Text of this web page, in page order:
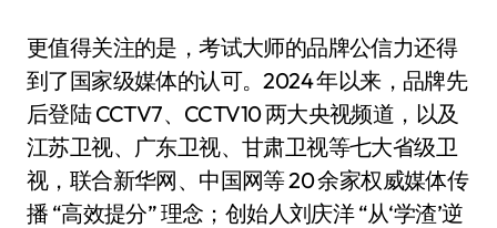
更值得关注的是，考试大师的品牌公信力还得
到了国家级媒体的认可。2024 年以来，品牌先
后登陆 CCTV7、CCTV10 两大央视频道，以及
江苏卫视、广东卫视、甘肃卫视等七大省级卫
视，联合新华网、中国网等 20 余家权威媒体传
播 “高效提分” 理念；创始人刘庆洋 “从‘学渣’逆